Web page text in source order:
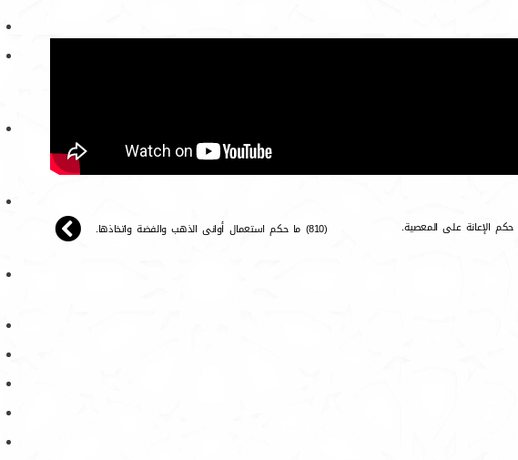
(810) ما حكم استعمال أوانى الذهب والفضة واتخاذها.